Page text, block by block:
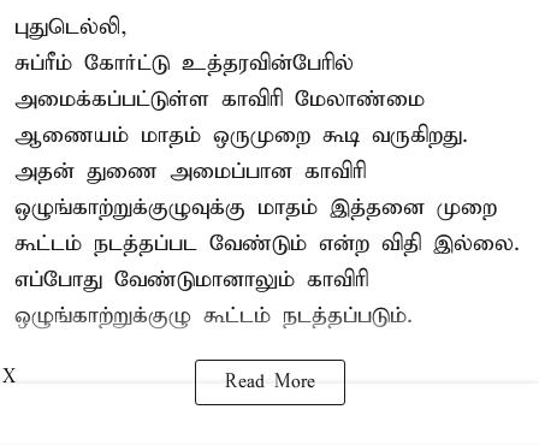
புதுடெல்லி,
சுப்ரீம் கோர்ட்டு உத்தரவின்பேரில்
அமைக்கப்பட்டுள்ள காவிரி மேலாண்மை
ஆணையம் மாதம் ஒருமுறை கூடி வருகிறது.
அதன் துணை அமைப்பான காவிரி
ஒழுங்காற்றுக்குழுவுக்கு மாதம் இத்தனை முறை
கூட்டம் நடத்தப்பட வேண்டும் என்ற விதி இல்லை.
எப்போது வேண்டுமானாலும் காவிரி
ஒழுங்காற்றுக்குழு கூட்டம் நடத்தப்படும்.
Read More
X